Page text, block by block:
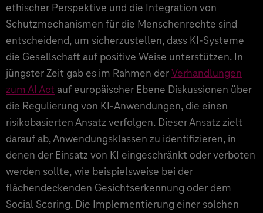
ethischer Perspektive und die Integration von
Schutzmechanismen für die Menschenrechte sind
entscheidend, um sicherzustellen, dass KI-Systeme
die Gesellschaft auf positive Weise unterstützen. In
jüngster Zeit gab es im Rahmen derVerhandlungen
zum AI Act auf europäischer Ebene Diskussionen über
die Regulierung von KI-Anwendungen, die einen
risikobasierten Ansatz verfolgen. Dieser Ansatz zielt
darauf ab, Anwendungsklassen zu identifizieren, in
denen der Einsatz von KI eingeschränkt oder verboten
werden sollte, wie beispielsweise bei der
flächendeckenden Gesichtserkennung oder dem
Social Scoring. Die Implementierung einer solchen